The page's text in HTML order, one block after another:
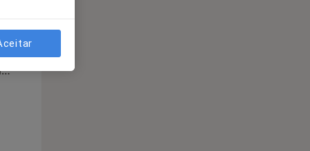
Segunda-feira Ter,